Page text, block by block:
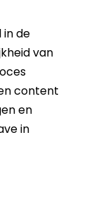
de
van
content
en
in